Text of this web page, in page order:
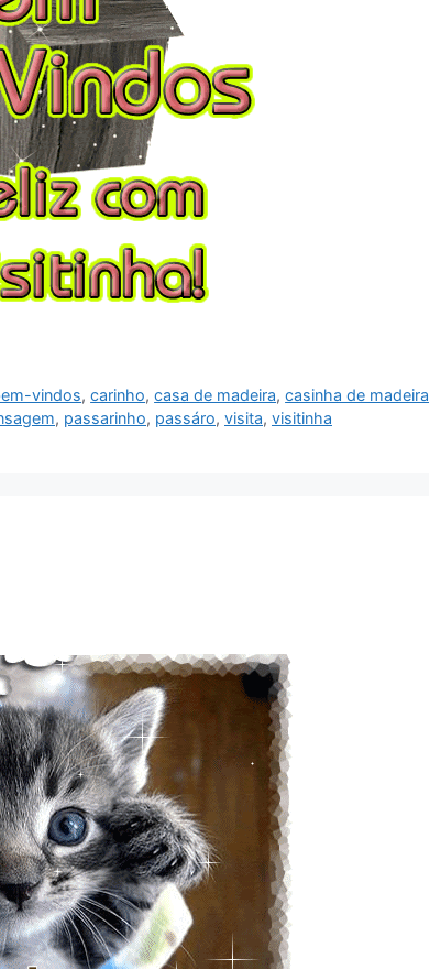
vindos,carinho,casa de madeira,casinha de madeira
, passarinho, passáro, visita, visitinha